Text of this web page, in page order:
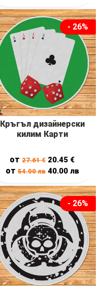
- 26%
Кръгъл дизайнерски
килим Карти
от27.61€ 20.45 €
от 54.00лв 40.00 лв
- 26%